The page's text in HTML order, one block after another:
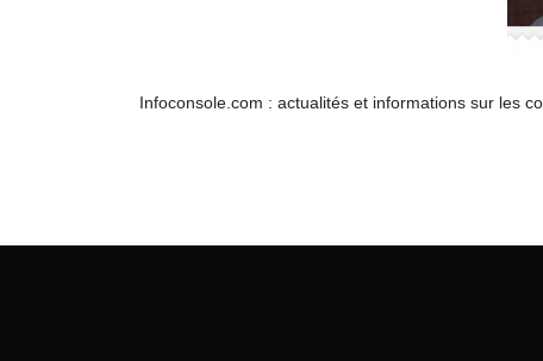
Infoconsole.com : actualités et informations sur les